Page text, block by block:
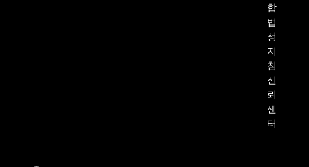
합
법
성
지
침
신
뢰
센
터